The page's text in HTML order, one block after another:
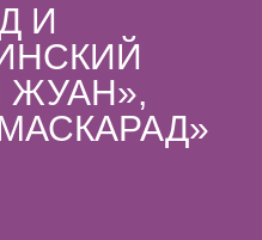
И
ЖУАН»,